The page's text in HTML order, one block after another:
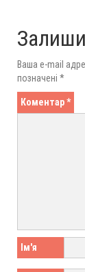
Ваша e-mail
позначені *
Коментар*
Ім'я